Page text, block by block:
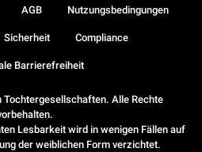
Alle Rechte
Lesbarkeit wird in wenigen Fällen auf
der weiblichen Form verzichtet.
AGB Nutzungsbedingungen
Sicherheit Compliance
Barrierefreiheit